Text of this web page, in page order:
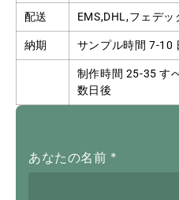
配送 EMS,DHL,フェデ
納期 サンプル時間 7-10
制作時間 25-35 す
数日後
あなたの名前 *